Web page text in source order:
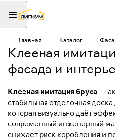
Главная Каталог
Клееная
фасада и
Клееная имитация бруса—
стабильная отделочная
которая визуально даёт
современный инженерный
снижает риск коробления и